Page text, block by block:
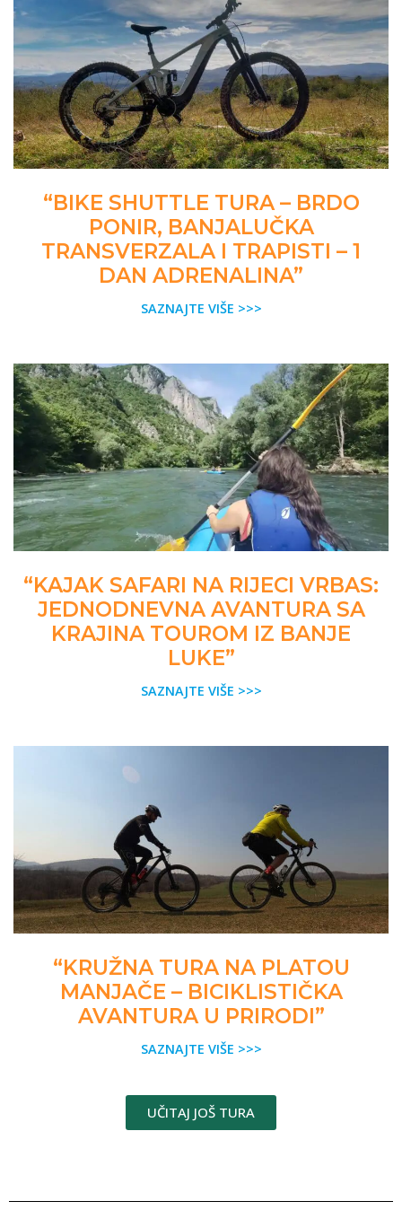
“BIKE SHUTTLE TURA – BRDO
PONIR, BANJALUČKA
TRANSVERZALA I TRAPISTI – 1
DAN ADRENALINA”
SAZNAJTE VIŠE >>>
“KAJAK SAFARI NA RIJECI VRBAS:
JEDNODNEVNA AVANTURA SA
KRAJINA TOUROM IZ BANJE
LUKE”
SAZNAJTE VIŠE >>>
“KRUŽNA TURA NA PLATOU
MANJAČE – BICIKLISTIČKA
AVANTURA U PRIRODI”
SAZNAJTE VIŠE >>>
UČITAJ JOŠ TURA